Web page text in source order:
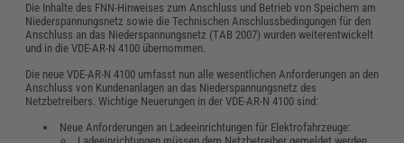
Die Inhalte des FNN-Hinweises zum Anschluss und Betrieb von Speichern am
Niederspannungsnetz sowie die Technischen Anschlussbedingungen für den
Anschluss an das Niederspannungsnetz (TAB 2007) wurden weiterentwickelt
und in die VDE-AR-N 4100 übernommen.
Die neue VDE-AR-N 4100 umfasst nun alle wesentlichen Anforderungen an den
Anschluss von Kundenanlagen an das Niederspannungsnetz des
Netzbetreibers. Wichtige Neuerungen in der VDE-AR-N 4100 sind:
Neue Anforderungen an Ladeeinrichtungen für Elektrofahrzeuge: